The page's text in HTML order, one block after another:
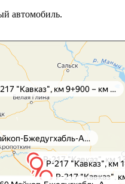
автомобиль.